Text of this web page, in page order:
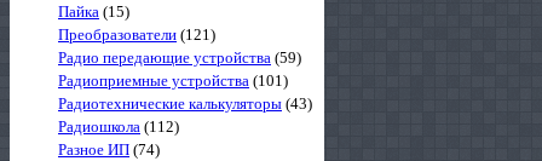
Пайка (15)
Преобразователи (121)
Радио передающие устройства (59)
Радиоприемные устройства (101)
Радиотехнические калькуляторы (43)
Радиошкола (112)
Разное ИП (74)